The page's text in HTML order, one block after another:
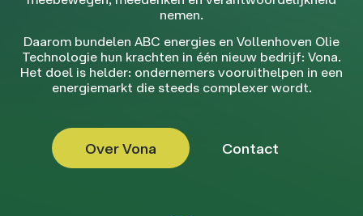
nemen.
Daarom bundelen ABC energies en Vollenhoven Olie
Technologie hun krachten in één nieuw bedrijf: Vona.
Het doel is helder: ondernemers vooruithelpen in een
energiemarkt die steeds complexer wordt.
Over Vona Contact